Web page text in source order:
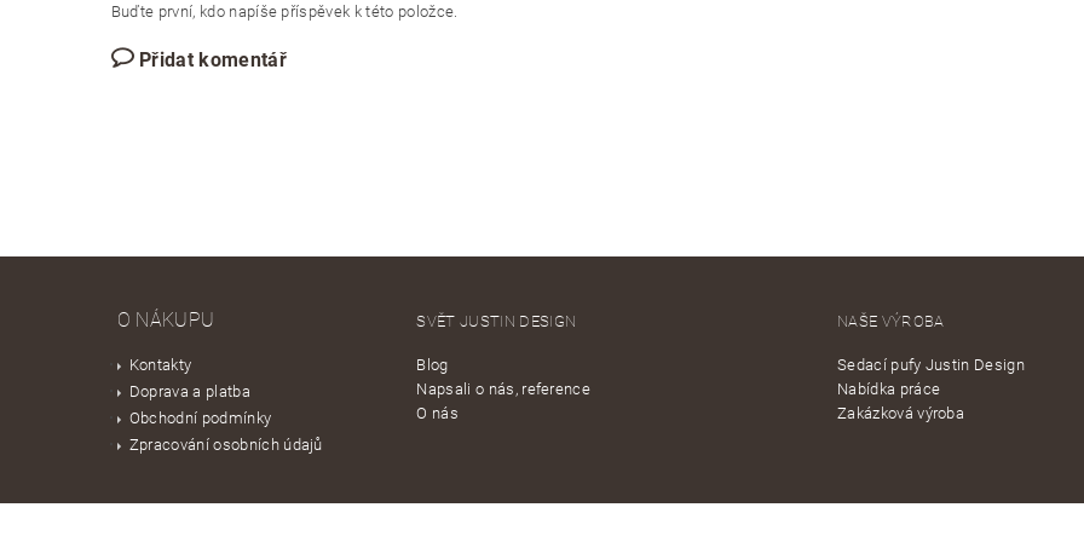
Buďte první, kdo napíše příspěvek k této položce.
Přidat komentář
O NÁKUPU
Kontakty
Doprava a platba
Obchodní podmínky
Zpracování osobních údajů
SVĚT JUSTIN DESIGN
Blog
Napsali o nás, reference
O nás
NAŠE VÝROBA
Sedací pufy Justin Design
Nabídka práce
Zakázková výroba